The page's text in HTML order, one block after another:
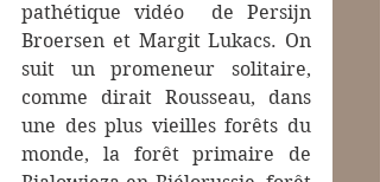
pathétique vidéo  de Persijn
Broersen et Margit Lukacs. On
suit un promeneur solitaire,
comme dirait Rousseau, dans
une des plus vieilles forêts du
monde, la forêt primaire de